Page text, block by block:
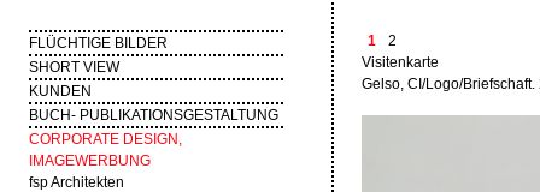
FLÜCHTIGE BILDER
SHORT VIEW
KUNDEN
BUCH- PUBLIKATIONSGESTALTUNG
CORPORATE DESIGN,
IMAGEWERBUNG
fsp Architekten
1
2
Visitenkarte
Gelso, CI/Logo/Briefschaft.